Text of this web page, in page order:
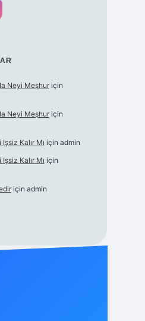
Neyi Meşhuriçin
Neyi Meşhuriçin
Kalır Mı için admin
Kalır Mı için
için admin